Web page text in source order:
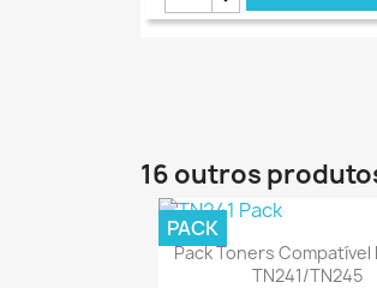
16 outros
Ver+
Pack Toners
TN241/TN245
PACK